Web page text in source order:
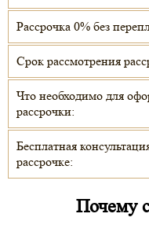
Рассрочка 0% без
Срок рассмотрения
Что необходимо для
рассрочки:
Бесплатная
рассрочке:
Почему